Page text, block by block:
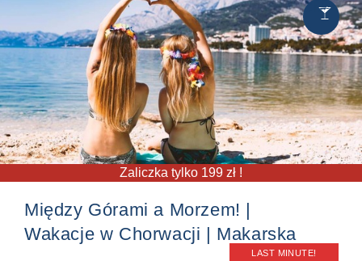
Zaliczka tylko 199 zł !
Chill
&
Party
🍸
Między Górami a Morzem! |
Wakacje w Chorwacji | Makarska
LAST MINUTE!